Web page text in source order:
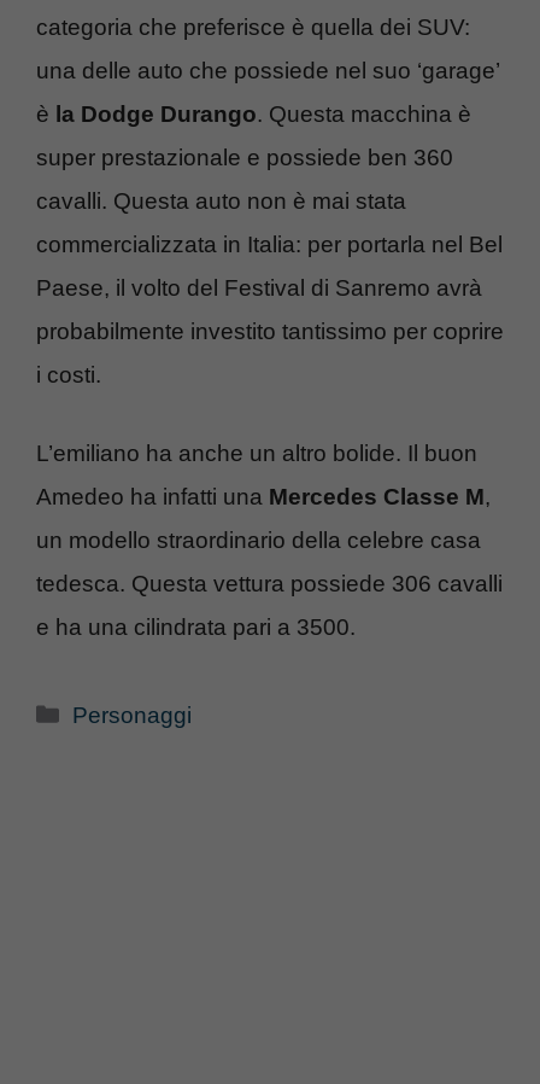
categoria che preferisce è quella dei SUV:
una delle auto che possiede nel suo ‘garage’
è la Dodge Durango. Questa macchina è
super prestazionale e possiede ben 360
cavalli. Questa auto non è mai stata
commercializzata in Italia: per portarla nel Bel
Paese, il volto del Festival di Sanremo avrà
probabilmente investito tantissimo per coprire
i costi.
L’emiliano ha anche un altro bolide. Il buon
Amedeo ha infatti una Mercedes Classe M,
un modello straordinario della celebre casa
tedesca. Questa vettura possiede 306 cavalli
e ha una cilindrata pari a 3500.
Categorie
Personaggi